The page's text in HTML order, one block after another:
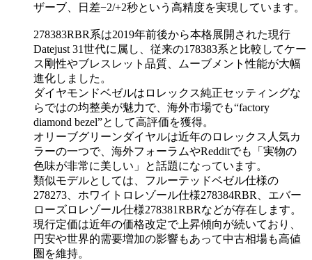
ザーブ、日差−2/+2秒という高精度を実現しています。
278383RBR系は2019年前後から本格展開された現行
Datejust 31世代に属し、従来の178383系と比較してケー
ス剛性やブレスレット品質、ムーブメント性能が大幅
進化しました。
ダイヤモンドベゼルはロレックス純正セッティングな
らではの均整美が魅力で、海外市場でも“factory
diamond bezel”として高評価を獲得。
オリーブグリーンダイヤルは近年のロレックス人気カ
ラーの一つで、海外フォーラムやRedditでも「実物の
色味が非常に美しい」と話題になっています。
類似モデルとしては、フルーテッドベゼル仕様の
278273、ホワイトロレゾール仕様278384RBR、エバー
ローズロレゾール仕様278381RBRなどが存在します。
現行定価は近年の価格改定で上昇傾向が続いており、
円安や世界的需要増加の影響もあって中古相場も高値
圏を維持。